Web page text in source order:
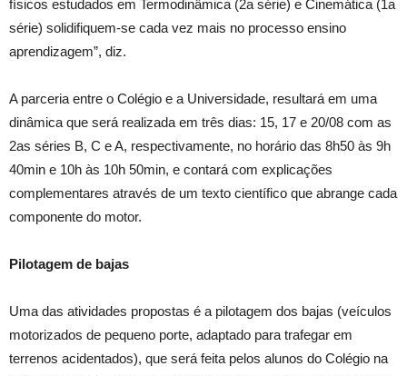
físicos estudados em Termodinâmica (2a série) e Cinemática (1a
série) solidifiquem-se cada vez mais no processo ensino
aprendizagem”, diz.
A parceria entre o Colégio e a Universidade, resultará em uma
dinâmica que será realizada em três dias: 15, 17 e 20/08 com as
2as séries B, C e A, respectivamente, no horário das 8h50 às 9h
40min e 10h às 10h 50min, e contará com explicações
complementares através de um texto científico que abrange cada
componente do motor.
Pilotagem de bajas
Uma das atividades propostas é a pilotagem dos bajas (veículos
motorizados de pequeno porte, adaptado para trafegar em
terrenos acidentados), que será feita pelos alunos do Colégio na